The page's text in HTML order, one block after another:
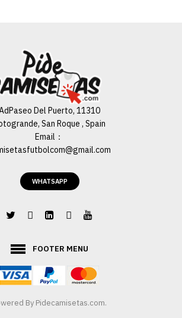
Del Puerto, 11310
San Roque , Spain
Email：
WHATSAPP
FOOTER MENU
By Pidecamisetas.com.